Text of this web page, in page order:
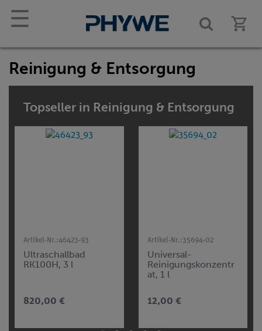
☰
Reinigung & Entsorgung
Topseller in Reinigung & Entsorgung
Artikel-Nr.:46423-93
Ultraschallbad
RK100H, 3 l
820,00 €
Artikel-Nr.:35694-02
Universal-
Reinigungskonzentr
at, 1 l
12,00 €